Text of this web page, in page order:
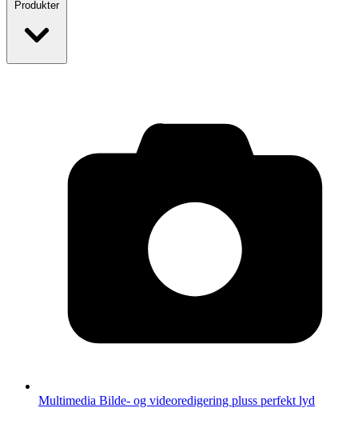
Produkter
Multimedia Bilde- og videoredigering pluss perfekt lyd